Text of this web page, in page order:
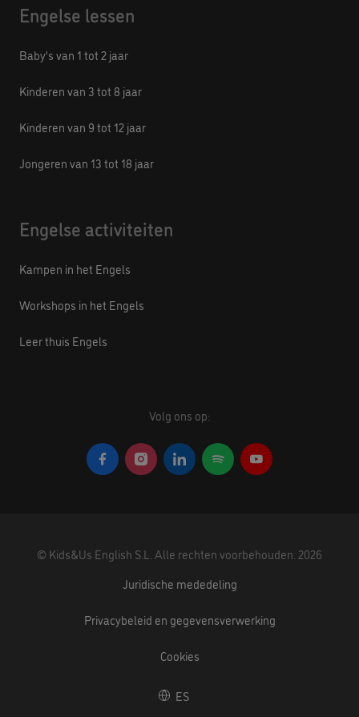
Engelse lessen
Baby’s van 1 tot 2 jaar
Kinderen van 3 tot 8 jaar
Kinderen van 9 tot 12 jaar
Jongeren van 13 tot 18 jaar
Engelse activiteiten
Kampen in het Engels
Workshops in het Engels
Leer thuis Engels
Volg ons op:
ES
© Kids&Us English S.L. Alle rechten voorbehouden. 2026
Juridische mededeling
Privacybeleid en gegevensverwerking
Cookies